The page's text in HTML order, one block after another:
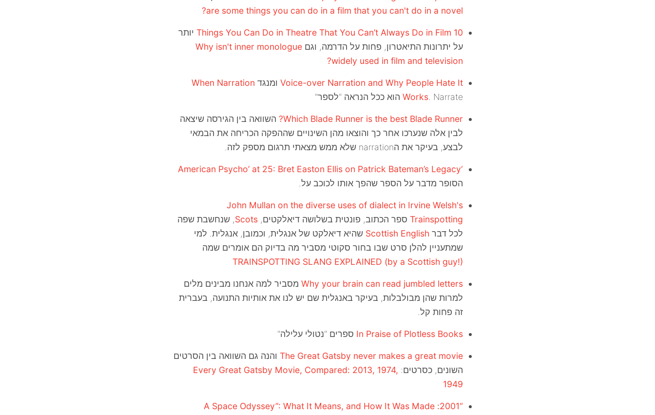
are some things you can do in a film that you can't do in a novel?
10 Things You Can Do in Theatre That You Can’t Always Do in Film
יותר
על יתרונות התיאטרון, פחות על הדרמה, וגםWhy isn't inner monologue
widely used in film and television?
Voice-over Narration and Why People Hate It ומנגד When Narration
Works. Narrate הוא ככל הנראה "לספר"
Which Blade Runner is the best Blade Runner?
השוואה בין הגירסה שיצאה
לבין אלה שנערכו אחר כך והוצאו מהן השינויים שההפקה הכריחה את הבמאי
לבצע, בעיקר את הnarration שלא ממש מצאתי תרגום מספק לזה.
‘American Psycho’ at 25: Bret Easton Ellis on Patrick Bateman’s Legacy
הסופר מדבר על הספר שהפך אותו לכוכב על.
John Mullan on the diverse uses of dialect in Irvine Welsh's
Trainspotting ספר הכתוב, פונטית בשלושה דיאלקטים,Scots, שנחשבת שפה
לכל דבר Scottish English שהיא דיאלקט של אנגלית, וכמובן, אנגלית. למי
שמתעניין להלן סרט שבו בחור סקוטי מסביר מה בדיוק הם אומרים שמה
TRAINSPOTTING SLANG EXPLAINED (by a Scottish guy!)
Why your brain can read jumbled letters מסביר למה אנחנו מבינים מלים
למרות שהן מבולבלות, בעיקר באנגלית שם יש לנו את אותיות התנועה, בעברית
זה פחות קל.
In Praise of Plotless Books ספרים "נטולי עלילה"
The Great Gatsby never makes a great movie והנה גם השוואה בין הסרטים
השונים, כסרטים: Every Great Gatsby Movie, Compared: 2013, 1974,
1949
“2001: A Space Odyssey”: What It Means, and How It Was Made